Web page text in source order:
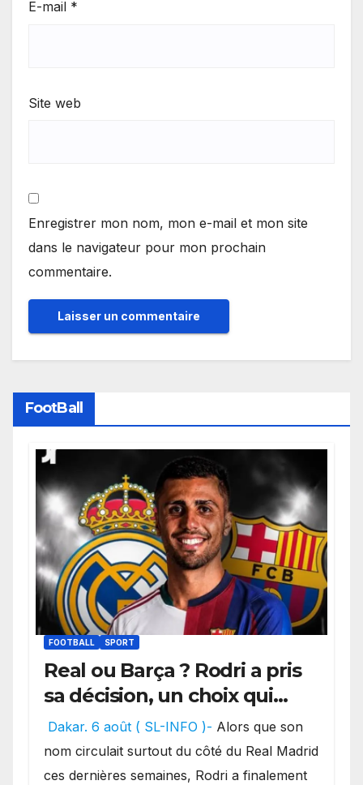
E-mail *
Site web
Enregistrer mon nom, mon e-mail et mon site
dans le navigateur pour mon prochain
commentaire.
FootBall
FOOTBALL SPORT
Real ou Barça ? Rodri a pris
sa décision, un choix qui
pourrait faire grand bruit
sur le marché des
transferts.
Dakar. 6 août ( SL-INFO )- Alors que son
nom circulait surtout du côté du Real Madrid
ces dernières semaines, Rodri a finalement